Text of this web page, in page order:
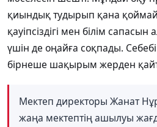
қиындық тудырып қана
қауіпсіздігі мен білім
үшін де оңайға соқпады.
бірнеше шақырым жерден
Мектеп директоры Жанат
жаңа мектептің ашылуы